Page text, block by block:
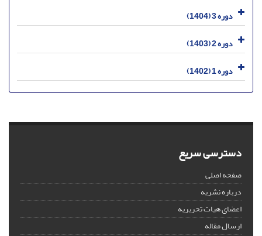
دوره 3 (1404)
دوره 2 (1403)
دوره 1 (1402)
دسترسی سریع
صفحه اصلی
درباره نشریه
اعضای هیات تحریریه
ارسال مقاله